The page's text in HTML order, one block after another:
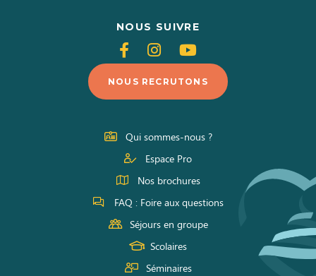
NOUS SUIVRE
Suivez-
nous
sur
Facebook
Suivez-
nous
sur
Instagram
Suivez-
nous
sur
Youtube
NOUS RECRUTONS
Qui sommes-nous ?
Espace Pro
Nos brochures
FAQ : Foire aux questions
Séjours en groupe
Scolaires
Séminaires